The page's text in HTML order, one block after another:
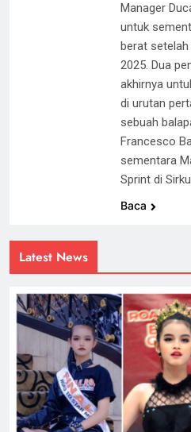
Latest News
Manager
untuk
berat
2025. Dua
akhirnya
di urutan
sebuah
Francesco
sementara
Sprint di
Baca